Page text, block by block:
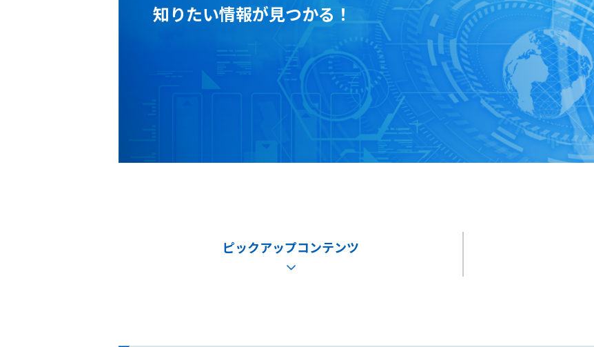
知りたい情報が見つかる！
ピックアップコンテンツ